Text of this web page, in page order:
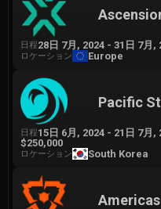
日程28日 7月, 2024 - 31日 7月,
ロケーション Europe
Pacific
日程15日 6月, 2024 - 21日 7月,
$250,000
ロケーション South Korea